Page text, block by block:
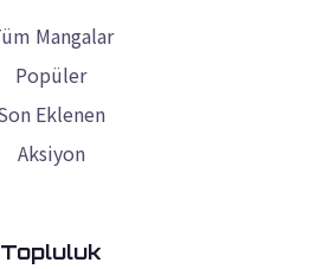
Mangalar
Popüler
Eklenen
Aksiyon
Topluluk